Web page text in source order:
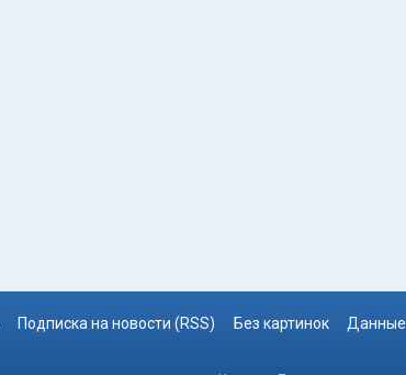
Подписка на новости (RSS) Без картинок Данные